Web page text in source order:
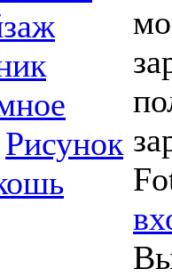
Рисунок